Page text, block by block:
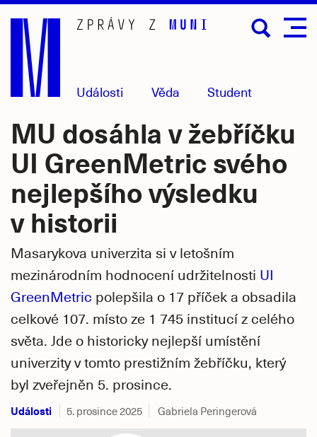
Přejít
hlavní
obsah
Události Věda Student
MU dosáhla v žebříčku
UI GreenMetric svého
nejlepšího výsledku
v historii
Masarykova univerzita si v letošním
mezinárodním hodnocení udržitelnosti UI
GreenMetric polepšila o 17 příček a obsadila
celkové 107. místo ze 1 745 institucí z celého
světa. Jde o historicky nejlepší umístění
univerzity v tomto prestižním žebříčku, který
byl zveřejněn 5. prosince.
Události 5. prosince 2025 Gabriela Peringerová